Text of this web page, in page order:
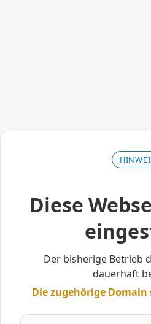
Diese
Der bisherige Betrieb
dauerhaft
Die zugehörige